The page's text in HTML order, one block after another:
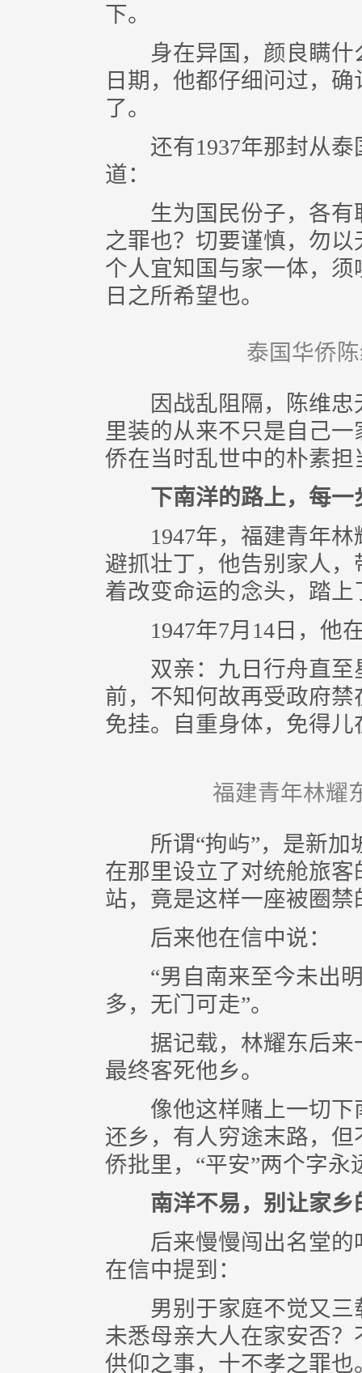
下。
身在异国，颜良瞒什
日期，他都仔细问过，
了。
还有1937年那封从泰
道：
生为国民份子，各有
之罪也？切要谨慎，勿
个人宜知国与家一体，
日之所希望也。
泰国华侨
因战乱阻隔，陈维忠
里装的从来不只是自己
侨在当时乱世中的朴素
下南洋的路上，每一
1947年，福建青年林
避抓壮丁，他告别家人
着改变命运的念头，踏上
1947年7月14日，他
双亲：九日行舟直至
前，不知何故再受政府
免挂。自重身体，免得儿
福建青年林耀
所谓“拘屿”，是新加
在那里设立了对统舱旅
站，竟是这样一座被圈禁
后来他在信中说：
“男自南来至今未出
多，无门可走”。
据记载，林耀东后来
最终客死他乡。
像他这样赌上一切下
还乡，有人穷途末路，
侨批里，“平安”两个字永
南洋不易，别让家
后来慢慢闯出名堂的
在信中提到：
男别于家庭不觉又三
未悉母亲大人在家安否
供仰之事，十不孝之罪也